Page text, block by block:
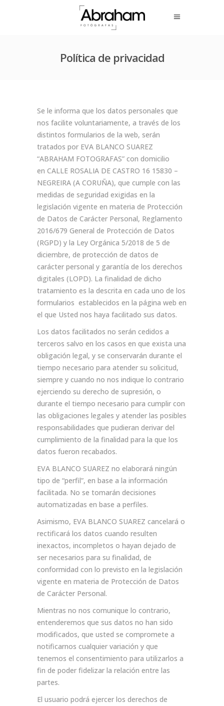
Política de privacidad
Se le informa que los datos personales que
nos facilite voluntariamente, a través de los
distintos formularios de la web, serán
tratados por EVA BLANCO SUAREZ
“ABRAHAM FOTOGRAFAS” con domicilio
en CALLE ROSALIA DE CASTRO 16 15830 –
NEGREIRA (A CORUÑA), que cumple con las
medidas de seguridad exigidas en la
legislación vigente en materia de Protección
de Datos de Carácter Personal, Reglamento
2016/679 General de Protección de Datos
(RGPD) y la Ley Orgánica 5/2018 de 5 de
diciembre, de protección de datos de
carácter personal y garantía de los derechos
digitales (LOPD). La finalidad de dicho
tratamiento es la descrita en cada uno de los
formularios establecidos en la página web en
el que Usted nos haya facilitado sus datos.
Los datos facilitados no serán cedidos a
terceros salvo en los casos en que exista una
obligación legal, y se conservarán durante el
tiempo necesario para atender su solicitud,
siempre y cuando no nos indique lo contrario
ejerciendo su derecho de supresión, o
durante el tiempo necesario para cumplir con
las obligaciones legales y atender las posibles
responsabilidades que pudieran derivar del
cumplimiento de la finalidad para la que los
datos fueron recabados.
EVA BLANCO SUAREZ no elaborará ningún
tipo de “perfil”, en base a la información
facilitada. No se tomarán decisiones
automatizadas en base a perfiles.
Asimismo, EVA BLANCO SUAREZ cancelará o
rectificará los datos cuando resulten
inexactos, incompletos o hayan dejado de
ser necesarios para su finalidad, de
conformidad con lo previsto en la legislación
vigente en materia de Protección de Datos
de Carácter Personal.
Mientras no nos comunique lo contrario,
entenderemos que sus datos no han sido
modificados, que usted se compromete a
notificarnos cualquier variación y que
tenemos el consentimiento para utilizarlos a
fin de poder fidelizar la relación entre las
partes.
El usuario podrá ejercer los derechos de